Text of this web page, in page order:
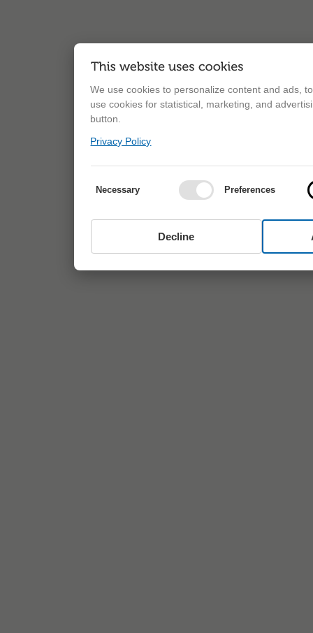
We use cookies to personalize content and ads,
use cookies for statistical, marketing, and
button.
Privacy Policy
Necessary Preferences
Decline